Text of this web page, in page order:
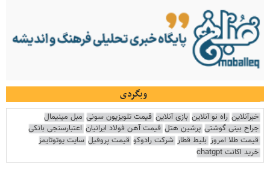
وبگردی
خبرآنلاین راه نو آنلاین بازی آنلاین قیمت تلویزیون سونی مبل مینیمال
جراح بینی گوشتی پرشین هتل قیمت آهن فولاد ایرانیان اعتبارسنجی بانکی
قیمت طلا امروز بلیط قطار شرکت رادوکو قیمت پروفیل سایت یوتوتایمز
خرید اکانت chatgpt